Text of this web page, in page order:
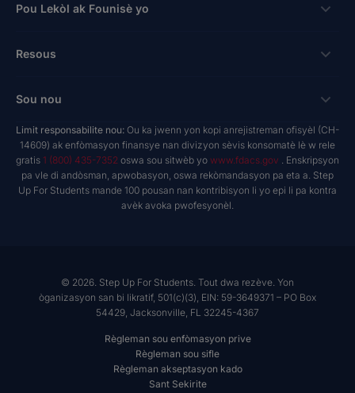
Bousdetid Lekòl Prive
Bousdetid Abilite Inik
New Worlds
Vin Defansè
Fason pou bay
bay nan espas travay
donatè yo avize fon yo
Deklarasyon dwa donatè yo
Pou Lekòl ak Founisè yo
Koneksyon
Lekòl Prive
Founisè Sèvis Machann
Pwodwi Resous
Resous
Rechèch & Rapò
NextSteps Blog
inspireED Blog
Rezo Alumni
Sou nou
A pwopo de nou
Rapò anyèl
Gouvènans Règleman
Kontakte
Limit responsabilite nou: Ou ka jwenn yon kopi anrejistreman ofisyèl (CH-
14609) ak enfòmasyon finansye nan divizyon sèvis konsomatè lè w rele
gratis 1 (800) 435-7352 oswa sou sitwèb yo www.fdacs.gov . Enskripsyon
pa vle di andòsman, apwobasyon, oswa rekòmandasyon pa eta a. Step
Up For Students mande 100 pousan nan kontribisyon li yo epi li pa kontra
avèk avoka pwofesyonèl.
© 2026. Step Up For Students. Tout dwa rezève. Yon
òganizasyon san bi likratif, 501(c)(3), EIN: 59-3649371 – PO Box
54429, Jacksonville, FL 32245-4367
Règleman sou enfòmasyon prive
Règleman sou sifle
Règleman akseptasyon kado
Sant Sekirite